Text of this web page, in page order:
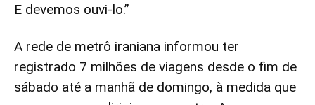
E devemos ouvi-lo.”
A rede de metrô iraniana informou ter
registrado 7 milhões de viagens desde o fim de
sábado até a manhã de domingo, à medida que